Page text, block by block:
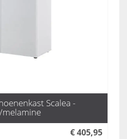
Scalea -
melamine
€ 405,95